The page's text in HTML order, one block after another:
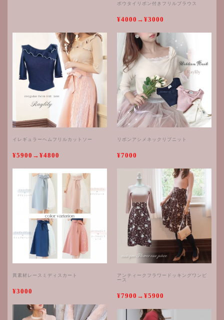
ボウタイリボン付きフリルブラウス
¥4000→¥3000
イレギュラーヘムフリルカットソー
¥5900→¥4800
異素材レースミディスカート
¥3000
リボンアシメネックリブニット
¥7000
アンティークフラワードッキングワンピ
ース
¥7900→¥5900